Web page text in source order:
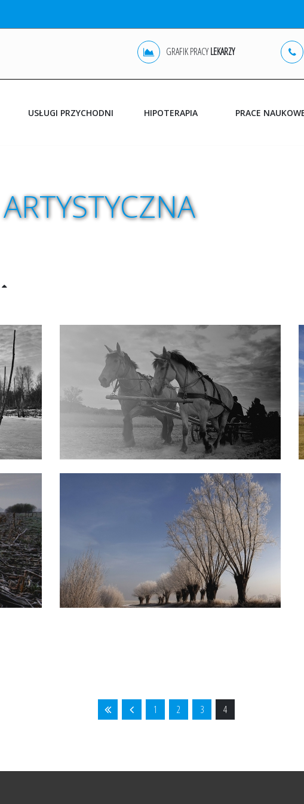
GRAFIK PRACYLEKARZY
OLSZTYN
JONKOWO
USŁUGI PRZYCHODNI
REHABILITACJA
DIAGNOSTYKA USG
HIPOTERAPIA PRACE
ARTYSTYCZNA
FOTOGRAFIA_19
FOTOGRAFIA_22
1 2 3 4